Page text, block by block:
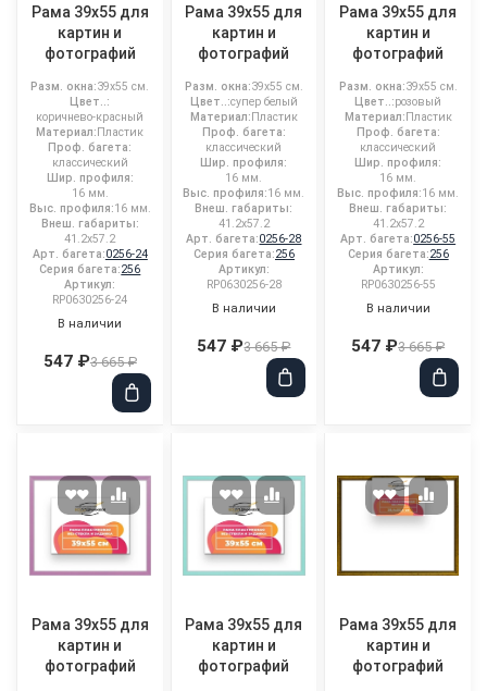
Рама 39x55 для
картин и
фотографий
Разм. окна:39x55 см.
Цвет..:
коричнево-красный
Материал:Пластик
Проф. багета:
классический
Шир. профиля:
16 мм.
Выс. профиля:16 мм.
Внеш. габариты:
41.2x57.2
Арт. багета:0256-24
Серия багета:256
Артикул:
RP0630256-24
В наличии
547 ₽3 665 ₽
Рама 39x55 для
картин и
фотографий
Разм. окна:39x55 см.
Цвет..:супер белый
Материал:Пластик
Проф. багета:
классический
Шир. профиля:
16 мм.
Выс. профиля:16 мм.
Внеш. габариты:
41.2x57.2
Арт. багета:0256-28
Серия багета:256
Артикул:
RP0630256-28
В наличии
547 ₽3 665 ₽
Рама 39x55 для
картин и
фотографий
Разм. окна:39x55 см.
Цвет..:розовый
Материал:Пластик
Проф. багета:
классический
Шир. профиля:
16 мм.
Выс. профиля:16 мм.
Внеш. габариты:
41.2x57.2
Арт. багета:0256-55
Серия багета:256
Артикул:
RP0630256-55
В наличии
547 ₽3 665 ₽
Рама 39x55 для
картин и
фотографий
Рама 39x55 для
картин и
фотографий
Рама 39x55 для
картин и
фотографий